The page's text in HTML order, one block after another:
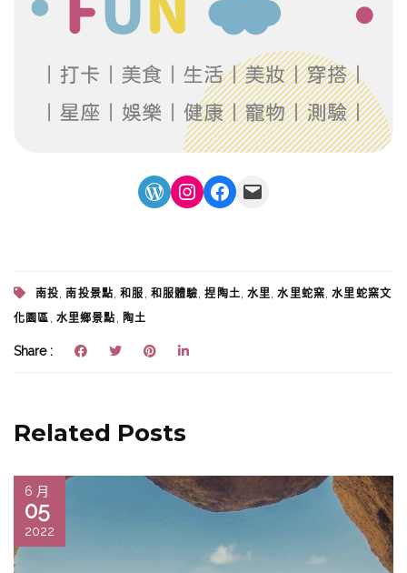
WordPress Instagram Facebook Mail
南投,南投景點,和服 , 和服體驗,捏陶土,水里,水里蛇窯,水里蛇窯文
化園區 , 水里鄉景點 , 陶土
Share :
Related Posts
6 月
05
2022